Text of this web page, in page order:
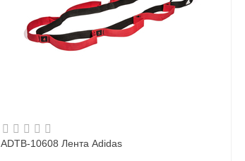
ADTB-10608 Лента Adidas